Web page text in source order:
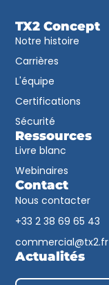
TX2 Concept
Notre histoire
Carrières
L'équipe
Certifications
Sécurité
Ressources
Livre blanc
Webinaires
Contact
Nous contacter
+33 2 38 69 65 43​
commercial@tx2.fr
Actualités